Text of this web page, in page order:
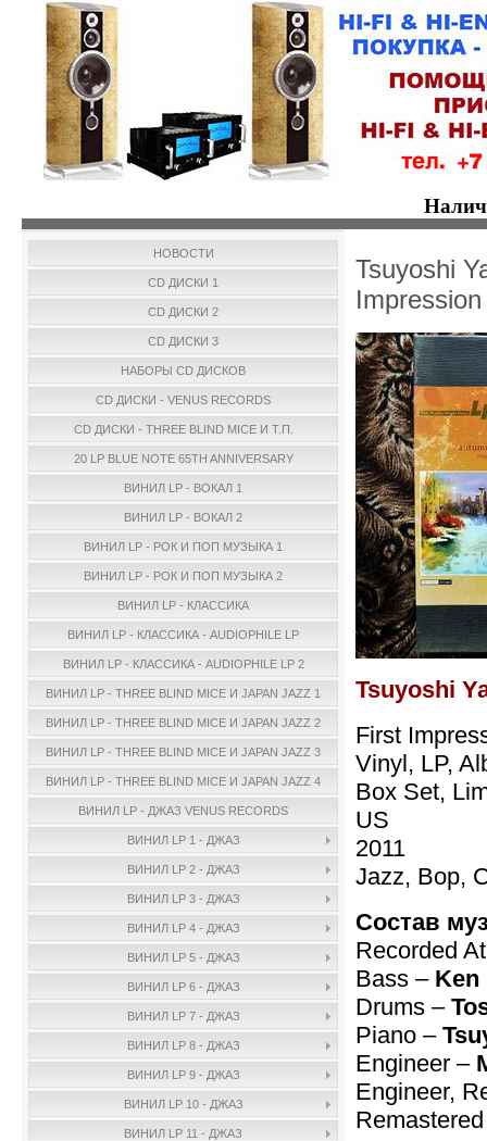
НОВОСТИ
CD ДИСКИ 1
CD ДИСКИ 2
CD ДИСКИ 3
НАБОРЫ CD ДИСКОВ
CD ДИСКИ - VENUS RECORDS
CD ДИСКИ - THREE BLIND MICE И Т.П.
20 LP BLUE NOTE 65TH ANNIVERSARY
ВИНИЛ LP - ВОКАЛ 1
ВИНИЛ LP - ВОКАЛ 2
ВИНИЛ LP - РОК И ПОП МУЗЫКА 1
ВИНИЛ LP - РОК И ПОП МУЗЫКА 2
ВИНИЛ LP - КЛАССИКА
ВИНИЛ LP - КЛАССИКА - AUDIOPHILE LP
ВИНИЛ LP - КЛАССИКА - AUDIOPHILE LP 2
ВИНИЛ LP - THREE BLIND MICE И JAPAN JAZZ 1
ВИНИЛ LP - THREE BLIND MICE И JAPAN JAZZ 2
ВИНИЛ LP - THREE BLIND MICE И JAPAN JAZZ 3
ВИНИЛ LP - THREE BLIND MICE И JAPAN JAZZ 4
ВИНИЛ LP - ДЖАЗ VENUS RECORDS
ВИНИЛ LP 1 - ДЖАЗ
ВИНИЛ LP 2 - ДЖАЗ
ВИНИЛ LP 3 - ДЖАЗ
ВИНИЛ LP 4 - ДЖАЗ
ВИНИЛ LP 5 - ДЖАЗ
ВИНИЛ LP 6 - ДЖАЗ
ВИНИЛ LP 7 - ДЖАЗ
ВИНИЛ LP 8 - ДЖАЗ
ВИНИЛ LP 9 - ДЖАЗ
ВИНИЛ LP 10 - ДЖАЗ
ВИНИЛ LP 11 - ДЖАЗ
Tsuyoshi
Tsuyoshi
First
Vinyl, LP,
Box Set,
US
2011
Jazz, Bop,
Состав
Recorded
Bass – Ken
Drums –
Piano –
Engineer –
Engineer,